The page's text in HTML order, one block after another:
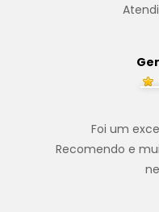
Foi um
Recomendo e